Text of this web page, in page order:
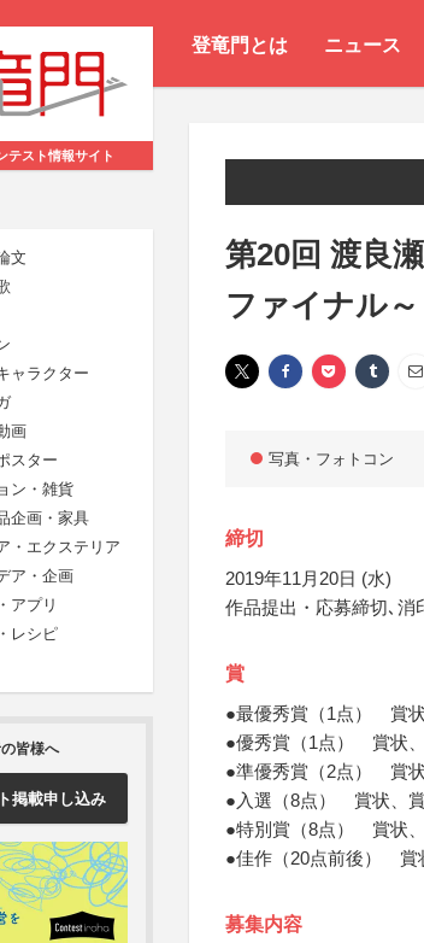
登竜門とは ニュース
テスト情報サイト
文
ャラクター
画
スター
ン・雑貨
企画・家具
・エクステリア
ア・企画
アプリ
レシピ
皆様へ
掲載申し込み
第20回 渡良
ファイナル～
写真・フォトコン
締切
2019年11月20日 (水)
作品提出・応募締切､消
賞
●最優秀賞（1点） 賞
●優秀賞（1点） 賞状
●準優秀賞（2点） 賞
●入選（8点） 賞状、
●特別賞（8点） 賞状
●佳作（20点前後） 賞
募集内容